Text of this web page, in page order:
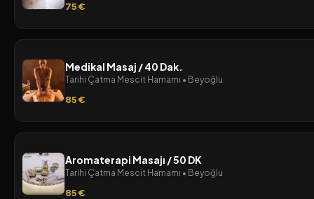
75 €
Medikal Masaj / 40 Dak.
Tarihi Çatma Mescit Hamamı • Beyoğlu
85 €
Aromaterapi Masajı / 50 DK
Tarihi Çatma Mescit Hamamı • Beyoğlu
85 €